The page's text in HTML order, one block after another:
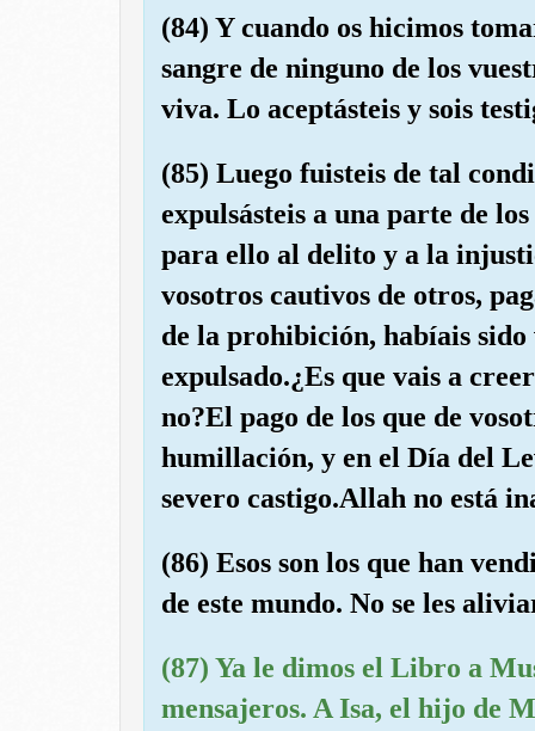
(84) Y cuando os hicimos
sangre de ninguno de los
viva. Lo aceptásteis y sois
(85) Luego fuisteis de tal
expulsásteis a una parte de
para ello al delito y a la
vosotros cautivos de otros,
de la prohibición, habíais sido
expulsado.¿Es que vais a
no?El pago de los que de
humillación, y en el Día del
severo castigo.Allah no está
(86) Esos son los que han
de este mundo. No se les
(87) Ya le dimos el Libro a
mensajeros. A Isa, el hijo de